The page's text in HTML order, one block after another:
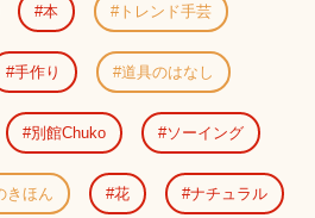
本 トレンド手芸
手作り 道具のはなし
別館Chuko ソーイング
きほん 花 ナチュラル